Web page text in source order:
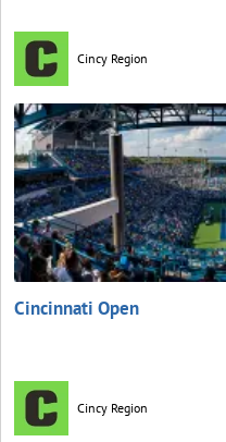
Cincy Region
Cincinnati Open
Cincy Region